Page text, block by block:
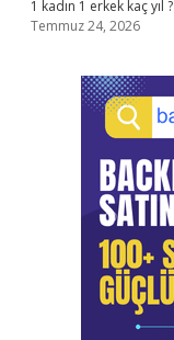
1 kadın 1 erkek kaç yıl ?
Temmuz 24, 2026